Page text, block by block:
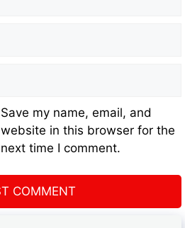
Save my name, email, and
website in this browser for the
next time I comment.